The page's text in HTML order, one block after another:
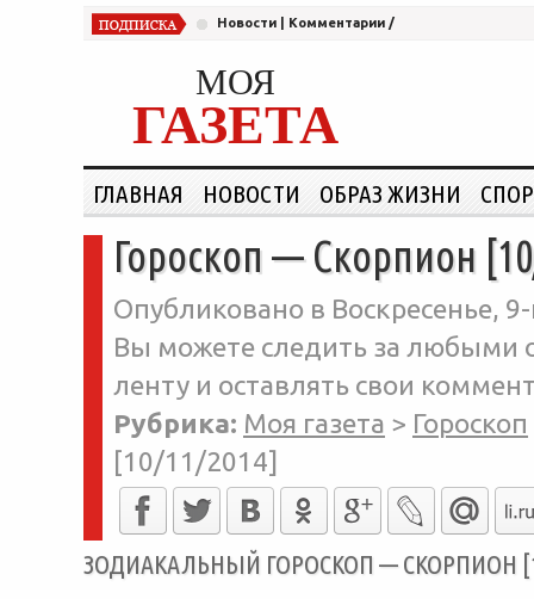
Новости Комментарии /
МОЯ
ГАЗЕТА
ГЛАВНАЯ НОВОСТИ ОБРАЗ ЖИЗНИ
Гороскоп — Скорпион
Опубликовано в Воскресенье,
Вы можете следить за любыми
ленту и оставлять свои
Рубрика: Моя газета > Гороскоп
[10/11/2014]
ЗОДИАКАЛЬНЫЙ ГОРОСКОП — СКОРПИОН